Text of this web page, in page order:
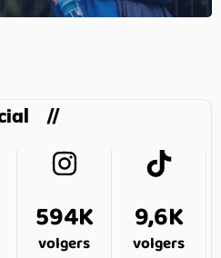
594K
volgers
9,6K
volgers